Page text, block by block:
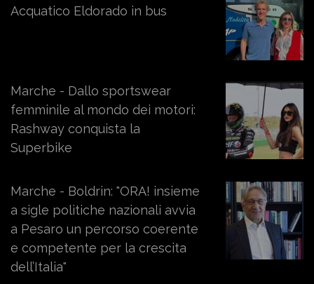
Acquatico Eldorado in bus
Marche - Dallo sportswear
femminile al mondo dei motori:
Rashway conquista la
Superbike
Marche - Boldrin: "ORA! insieme
a sigle politiche nazionali avvia
a Pesaro un percorso coerente
e competente per la crescita
dell’Italia"